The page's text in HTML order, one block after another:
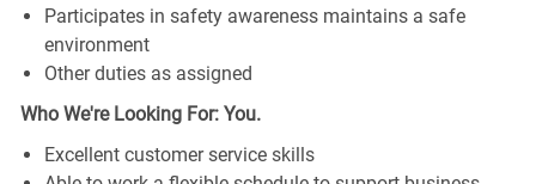
Participates in safety awareness maintains a safe
environment
Other duties as assigned
Who We're Looking For: You.
Excellent customer service skills